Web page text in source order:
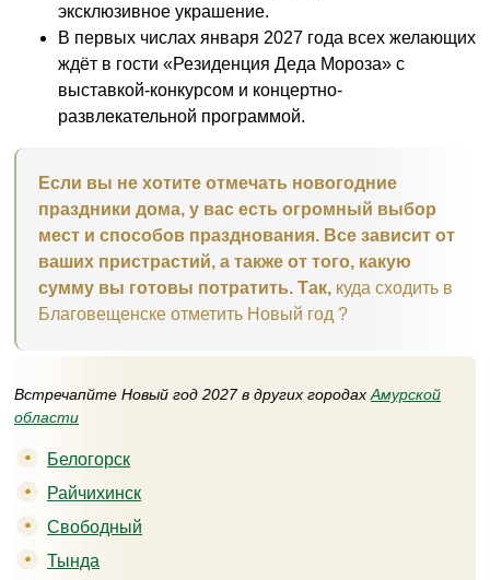
эксклюзивное украшение.
В первых числах января 2027 года всех желающих
ждёт в гости «Резиденция Деда Мороза» с
выставкой-конкурсом и концертно-
развлекательной программой.
Если вы не хотите отмечать новогодние
праздники дома, у вас есть огромный выбор
мест и способов празднования. Все зависит от
ваших пристрастий, а также от того, какую
сумму вы готовы потратить. Так, куда сходить в
Благовещенске отметить Новый год ?
Встречапйте Новый год 2027 в других городах Амурской
области
Белогорск
Райчихинск
Свободный
Тында